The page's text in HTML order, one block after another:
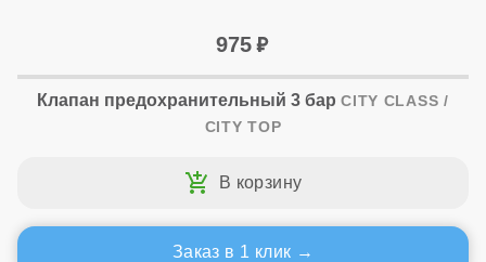
975
Клапан предохранительный 3 бар CITY CLASS /
CITY TOP
Заказ в 1 клик